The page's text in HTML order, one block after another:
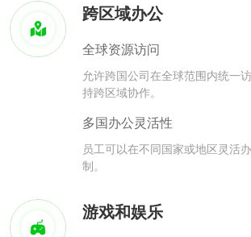
跨区域办公
全球资源访问
允许跨国公司在全球范围内统一
持跨区域协作。
多国办公灵活性
员工可以在不同国家或地区灵活
制。
游戏和娱乐